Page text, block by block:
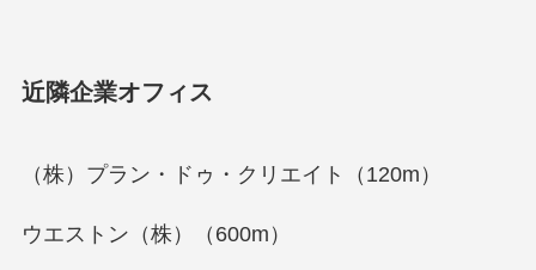
近隣企業オフィス
（株）プラン・ドゥ・クリエイト（120m）
ウエストン（株）（600m）